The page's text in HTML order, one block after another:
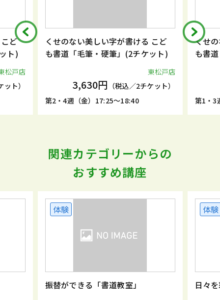
ど
ト)
戸店
ト）
くせのない美しい字が書ける こど
も書道「毛筆・硬筆」(2チケット)
東松戸店
3,630円（税込／2チケット）
第2・4週（金）17:25～18:40
くせの
も書
第1・3
関連カテゴリーからの
おすすめ講座
体験
振替ができる「書道教室」
体験
日々